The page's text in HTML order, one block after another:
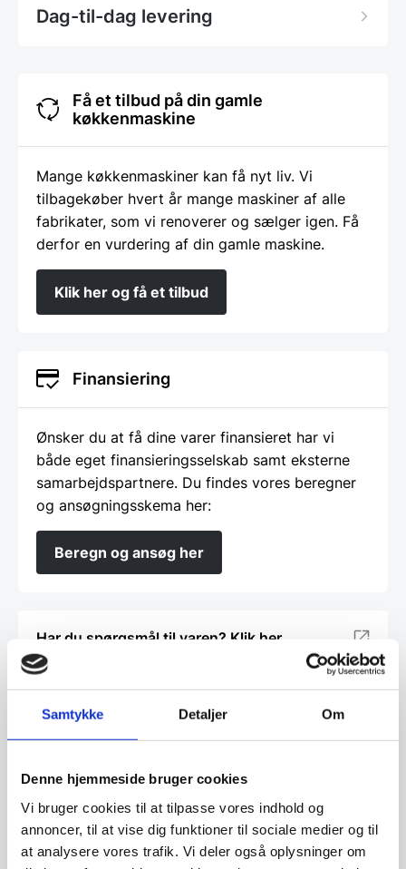
Samtykke Detaljer Om
Denne hjemmeside bruger cookies
Vi bruger cookies til at tilpasse vores indhold og
annoncer, til at vise dig funktioner til sociale medier og til
at analysere vores trafik. Vi deler også oplysninger om
Dag-til-dag levering
Få et tilbud på din gamle
køkkenmaskine
Mange køkkenmaskiner kan få nyt liv. Vi
tilbagekøber hvert år mange maskiner af alle
fabrikater, som vi renoverer og sælger igen. Få
derfor en vurdering af din gamle maskine.
Klik her og få et tilbud
Finansiering
Ønsker du at få dine varer finansieret har vi
både eget finansieringsselskab samt eksterne
samarbejdspartnere. Du findes vores beregner
og ansøgningsskema her:
Beregn og ansøg her
Har du spørgsmål til varen? Klik her
Relaterede varer
Populært SPAR OP TIL 32%